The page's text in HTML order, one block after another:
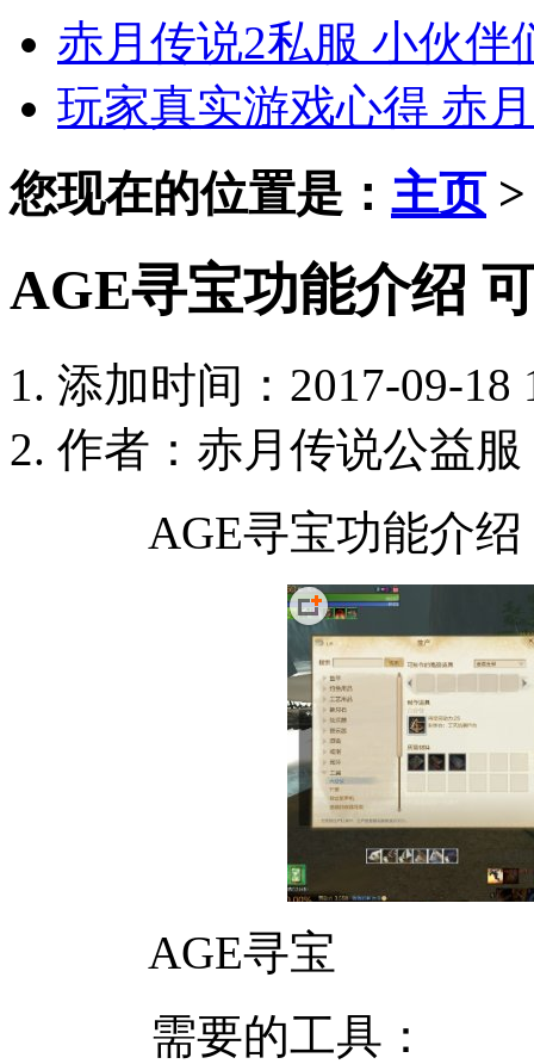
赤月传说2私服 小伙伴
玩家真实游戏心得 赤
您现在的位置是： 主页
AGE寻宝功能介绍
添加时间：2017-09-18
作者：赤月传说公益服
AGE寻宝功能介绍
AGE寻宝
需要的工具：